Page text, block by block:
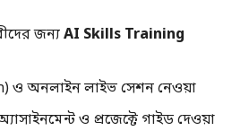
জন্যAI Skills Training
ও অনলাইন লাইভ সেশন নেওয়া
ও প্রজেক্টে গাইড দেওয়া